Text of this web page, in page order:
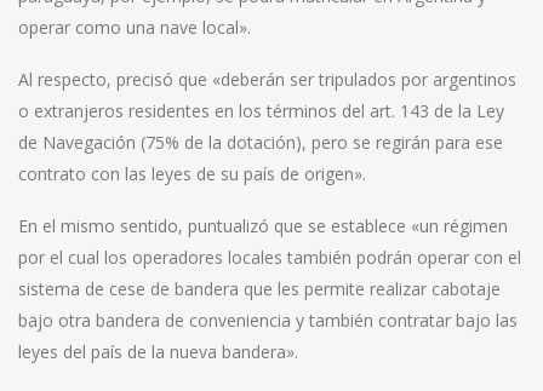
operar como una nave local».
Al respecto, precisó que «deberán ser tripulados por argentinos
o extranjeros residentes en los términos del art. 143 de la Ley
de Navegación (75% de la dotación), pero se regirán para ese
contrato con las leyes de su país de origen».
En el mismo sentido, puntualizó que se establece «un régimen
por el cual los operadores locales también podrán operar con el
sistema de cese de bandera que les permite realizar cabotaje
bajo otra bandera de conveniencia y también contratar bajo las
leyes del país de la nueva bandera».